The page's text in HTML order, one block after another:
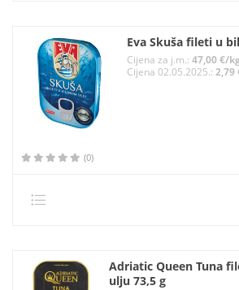
Eva Skuša fileti u
Cijena za j.m.: 47,00 €/
Cijena 02.05.2025.: 2,79
(0)
Adriatic Queen Tuna
ulju 73,5 g